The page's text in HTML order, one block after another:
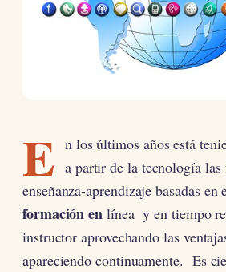
E n los últimos años está
a partir de la tecnología las
enseñanza-aprendizaje basadas en
formación en línea y en tiempo
instructor aprovechando las
apareciendo continuamente. Es